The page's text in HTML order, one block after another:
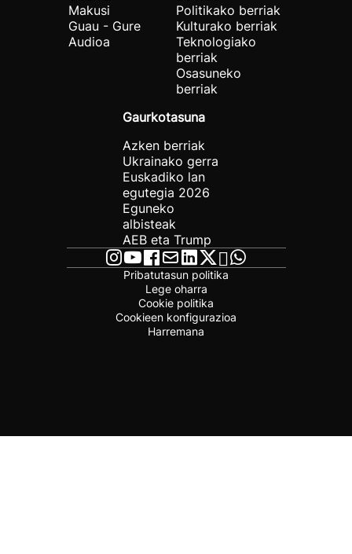
Makusi
Guau - Gure
Audioa
Politikako berriak
Kulturako berriak
Teknologiako
berriak
Osasuneko
berriak
Gaurkotasuna
Azken berriak
Ukrainako gerra
Euskadiko lan
egutegia 2026
Eguneko
albisteak
AEB eta Trump
Pribatutasun politika
Lege oharra
Cookie politika
Cookieen konfigurazioa
Harremana